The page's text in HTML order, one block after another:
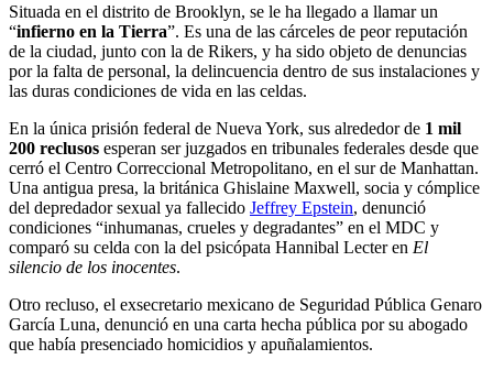
Situada en el distrito de Brooklyn, se le ha llegado a llamar un
“infierno en la Tierra”. Es una de las cárceles de peor reputación
de la ciudad, junto con la de Rikers, y ha sido objeto de denuncias
por la falta de personal, la delincuencia dentro de sus instalaciones y
las duras condiciones de vida en las celdas.
En la única prisión federal de Nueva York, sus alrededor de 1 mil
200 reclusos esperan ser juzgados en tribunales federales desde que
cerró el Centro Correccional Metropolitano, en el sur de Manhattan.
Una antigua presa, la británica Ghislaine Maxwell, socia y cómplice
del depredador sexual ya fallecido Jeffrey Epstein, denunció
condiciones “inhumanas, crueles y degradantes” en el MDC y
comparó su celda con la del psicópata Hannibal Lecter en El
silencio de los inocentes.
Otro recluso, el exsecretario mexicano de Seguridad Pública Genaro
García Luna, denunció en una carta hecha pública por su abogado
que había presenciado homicidios y apuñalamientos.